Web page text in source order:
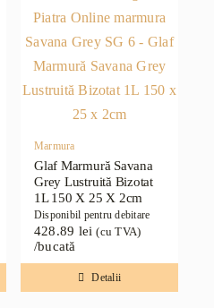
Marmura
Glaf Marmură Savana
Grey Lustruită Bizotat
1L 150 X 25 X 2cm
Disponibil pentru debitare
428.89 lei (cu TVA)
/bucată
Detalii